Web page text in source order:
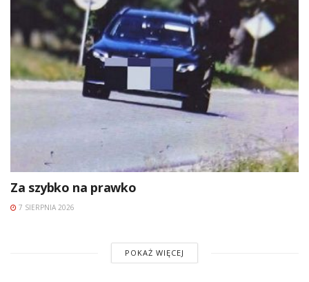
Za szybko na prawko
7 SIERPNIA 2026
POKAŻ WIĘCEJ